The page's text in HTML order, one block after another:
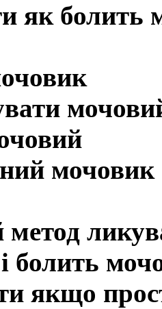
як болить
мочовик
метод
болить
якщо